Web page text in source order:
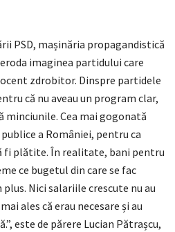
PSD, mașinăria propagandistică
imaginea partidului care
zdrobitor. Dinspre partidele
că nu aveau un program clar,
minciunile. Cea mai gogonată
a României, pentru ca
fi plătite. În realitate, bani pentru
ce bugetul din care se fac
Nici salariile crescute nu au
ales că erau necesare și au
este de părere Lucian Pătrașcu,